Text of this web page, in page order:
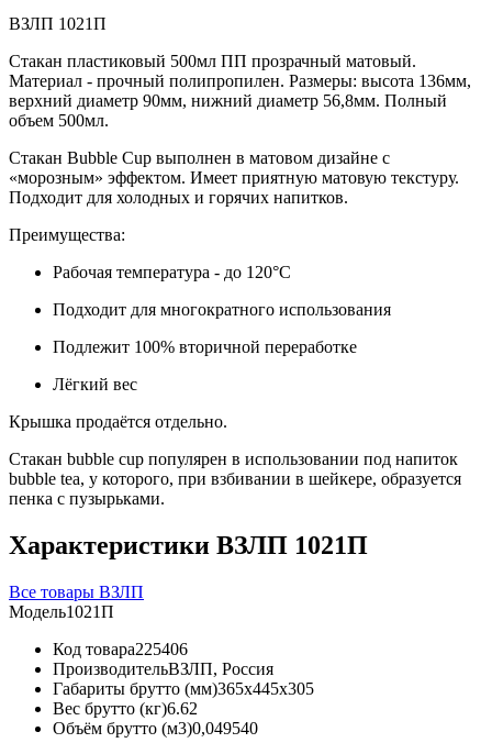
ВЗЛП 1021П
Стакан пластиковый 500мл ПП прозрачный матовый.
Материал - прочный полипропилен. Размеры: высота 136мм,
верхний диаметр 90мм, нижний диаметр 56,8мм. Полный
объем 500мл.
Стакан Bubble Cup выполнен в матовом дизайне с
«морозным» эффектом. Имеет приятную матовую текстуру.
Подходит для холодных и горячих напитков.
Преимущества:
Рабочая температура - до 120°С
Подходит для многократного использования
Подлежит 100% вторичной переработке
Лёгкий вес
Крышка продаётся отдельно.
Стакан bubble cup популярен в использовании под напиток
bubble tea, у которого, при взбивании в шейкере, образуется
пенка с пузырьками.
Характеристики ВЗЛП 1021П
Все товары ВЗЛП
Модель1021П
Код товара225406
ПроизводительВЗЛП, Россия
Габариты брутто (мм)365x445x305
Вес брутто (кг)6.62
Объём брутто (м3)0,049540